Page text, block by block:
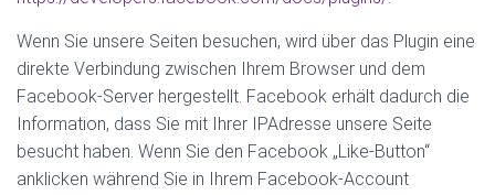
Wenn Sie unsere Seiten besuchen, wird über das Plugin eine
direkte Verbindung zwischen Ihrem Browser und dem
Facebook-Server hergestellt. Facebook erhält dadurch die
Information, dass Sie mit Ihrer IPAdresse unsere Seite
besucht haben. Wenn Sie den Facebook „Like-Button“
anklicken während Sie in Ihrem Facebook-Account